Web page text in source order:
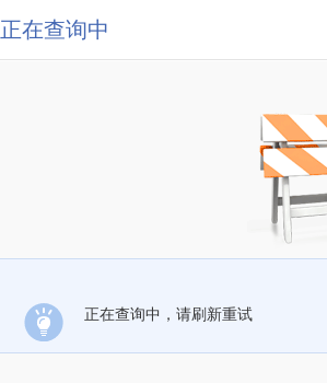
正在查询中
正在查询中，请刷新重试